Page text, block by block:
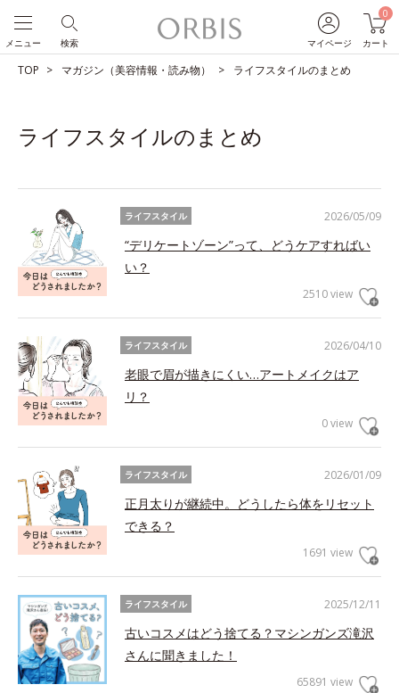
マイページ
0
カート
検索
メニュー
TOP マガジン（美容情報・読み物） ライフスタイルのまとめ
ライフスタイルのまとめ
2026/05/09
ライフスタイル
“デリケートゾーン”って、どうケアすればい
い？
2510 view
2026/04/10
ライフスタイル
老眼で眉が描きにくい…アートメイクはア
リ？
0 view
2026/01/09
ライフスタイル
正月太りが継続中。どうしたら体をリセット
できる？
1691 view
2025/12/11
ライフスタイル
古いコスメはどう捨てる？マシンガンズ滝沢
さんに聞きました！
65891 view